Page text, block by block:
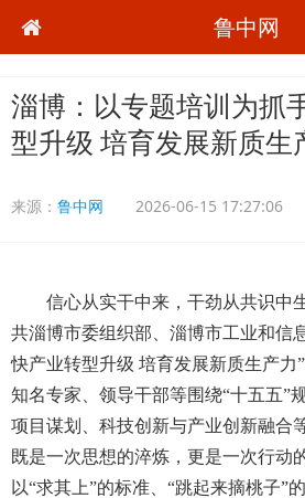
鲁中网
淄博：以专题培训为抓
型升级 培育发展新质生
来源： 鲁中网 2026-06-15 17:27:06
信心从实干中来，干劲从共识中生
共淄博市委组织部、淄博市工业和信
快产业转型升级 培育发展新质生产力
知名专家、领导干部等围绕“十五五”
项目谋划、科技创新与产业创新融合
既是一次思想的淬炼，更是一次行动
以“求其上”的标准、“跳起来摘桃子”